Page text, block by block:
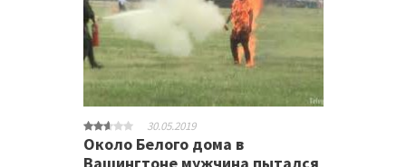
30.05.2019
Около Белого дома в
Вашингтоне мужчина пытался